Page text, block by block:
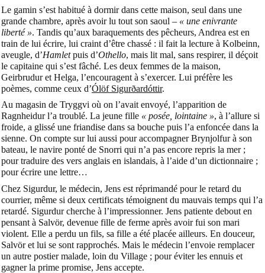
Le gamin s’est habitué à dormir dans cette maison, seul dans une
grande chambre, après avoir lu tout son saoul – « une enivrante
liberté ». Tandis qu’aux baraquements des pêcheurs, Andrea est en
train de lui écrire, lui craint d’être chassé : il fait la lecture à Kolbeinn,
aveugle, d’Hamletpuis d’Othello, mais lit mal, sans respirer, il déçoit
le capitaine qui s’est fâché. Les deux femmes de la maison,
Geirbrudur et Helga, l’encouragent à s’exercer. Lui préfère les
poèmes, comme ceux d’Ólöf Sigurðardóttir.
Au magasin de Tryggvi où on l’avait envoyé, l’apparition de
Ragnheidur l’a troublé. La jeune fille « posée, lointaine », à l’allure si
froide, a glissé une friandise dans sa bouche puis l’a enfoncée dans la
sienne. On compte sur lui aussi pour accompagner Brynjolfur à son
bateau, le navire ponté de Snorri qui n’a pas encore repris la mer ;
pour traduire des vers anglais en islandais, à l’aide d’un dictionnaire ;
pour écrire une lettre…
Chez Sigurdur, le médecin, Jens est réprimandé pour le retard du
courrier, même si deux certificats témoignent du mauvais temps qui l’a
retardé. Sigurdur cherche à l’impressionner. Jens patiente debout en
pensant à Salvör, devenue fille de ferme après avoir fui son mari
violent. Elle a perdu un fils, sa fille a été placée ailleurs. En douceur,
Salvör et lui se sont rapprochés. Mais le médecin l’envoie remplacer
un autre postier malade, loin du Village ; pour éviter les ennuis et
gagner la prime promise, Jens accepte.